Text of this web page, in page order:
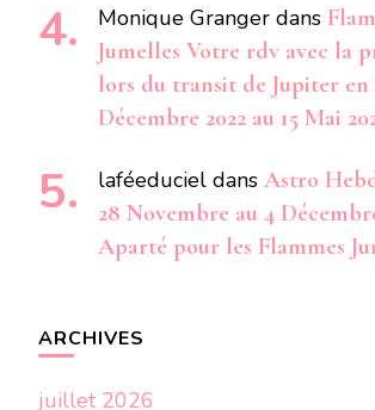
Monique Granger dans
Jumelles Votre rdv avec la
lors du transit de Jupiter en
Décembre 2022 au 15 Mai
laféeduciel dans Astro
28 Novembre au 4
Aparté pour les Flammes
ARCHIVES
juillet 2026